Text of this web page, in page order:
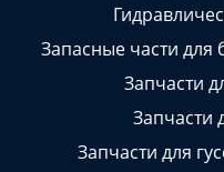
Запасные части
Запчасти
Запчасти
Запчасти для